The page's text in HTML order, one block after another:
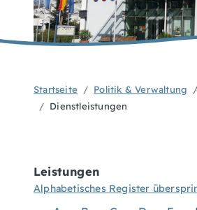
Startseite Politik & Verwaltung
Dienstleistungen
Leistungen
Alphabetisches Register